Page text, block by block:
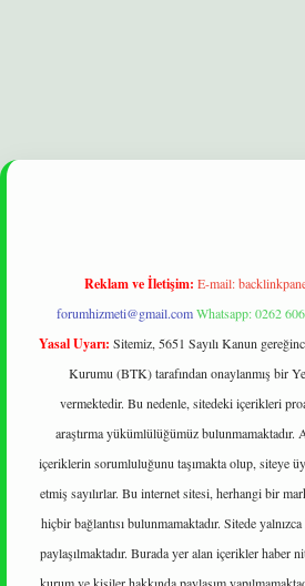
Reklam ve İletişim: E-mail:
forumhizmeti@gmail.comWhatsapp: 0262
Yasal Uyarı: Sitemiz, 5651 Sayılı Kanun
Kurumu (BTK) tarafından onaylanmış bir
vermektedir. Bu nedenle, sitedeki içerikleri
araştırma yükümlülüğümüz bulunmamaktadır.
içeriklerin sorumluluğunu taşımakta olup, siteye
etmiş sayılırlar. Bu internet sitesi, herhangi bir
hiçbir bağlantısı bulunmamaktadır. Sitede
paylaşılmaktadır. Burada yer alan içerikler haber